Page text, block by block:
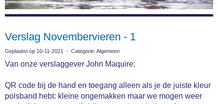
Verslag Novembervieren - 1
Geplaatst op 10-11-2021 - Categorie: Algemeen
Van onze verslaggever John Maquire:
QR code bij de hand en toegang alleen als je de juiste kleur
polsband hebt: kleine ongemakken maar we mogen weer